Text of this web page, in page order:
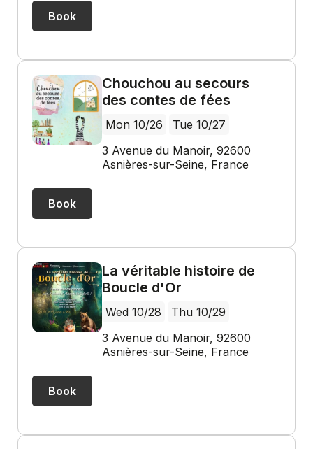
Book
Chouchou au secours
des contes de fées
Mon 10/26
Tue 10/27
3 Avenue du Manoir, 92600
Asnières-sur-Seine, France
Book
La véritable histoire de
Boucle d'Or
Wed 10/28
Thu 10/29
3 Avenue du Manoir, 92600
Asnières-sur-Seine, France
Book